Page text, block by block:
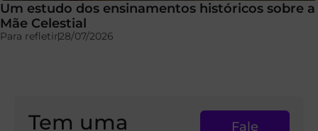
Um estudo dos ensinamentos históricos sobre a
Mãe Celestial
Para refletir28/07/2026
Tem uma
Fale